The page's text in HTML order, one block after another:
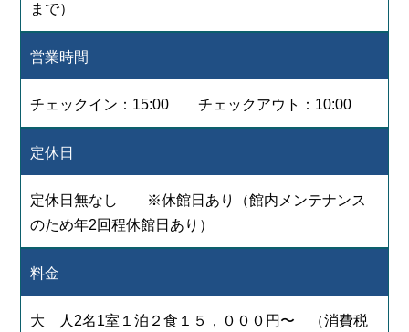
まで）
営業時間
チェックイン：15:00 チェックアウト：10:00
定休日
定休日無なし ※休館日あり（館内メンテナンス
のため年2回程休館日あり）
料金
大 人2名1室１泊２食１５，０００円〜 （消費税